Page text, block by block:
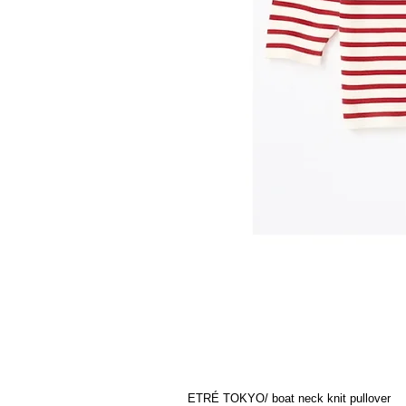
ETRÉ TOKYO/ boat neck knit pullover